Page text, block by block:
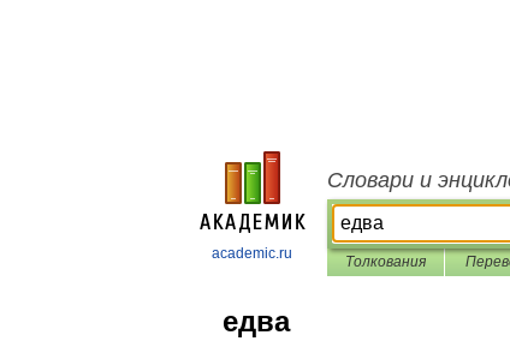
academic.ru
Словари и
Толкования
едва